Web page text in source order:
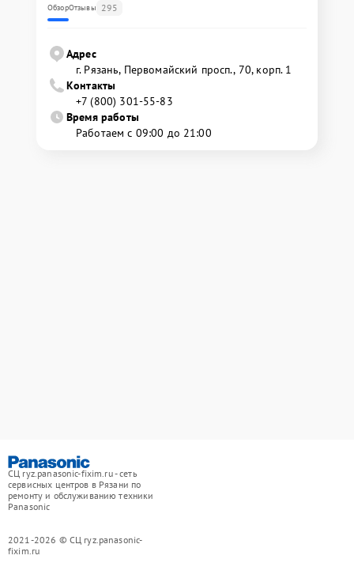
ОбзорОтзывы 295
Адрес
г. Рязань, Первомайский просп., 70, корп. 1
Контакты
+7 (800) 301-55-83
Время работы
Работаем с 09:00 до 21:00
СЦ ryz.panasonic-fixim.ru - сеть
сервисных центров в Рязани по
ремонту и обслуживанию техники
Panasonic
2021-2026 © СЦ ryz.panasonic-
fixim.ru